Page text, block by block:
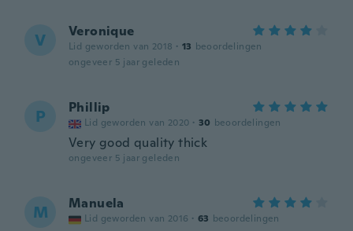
V Veronique
Lid geworden van 2018 · 13 beoordelingen
ongeveer 5 jaar geleden
P Phillip
Lid geworden van 2020 · 30 beoordelingen
Very good quality thick
ongeveer 5 jaar geleden
M Manuela
Lid geworden van 2016 · 63 beoordelingen